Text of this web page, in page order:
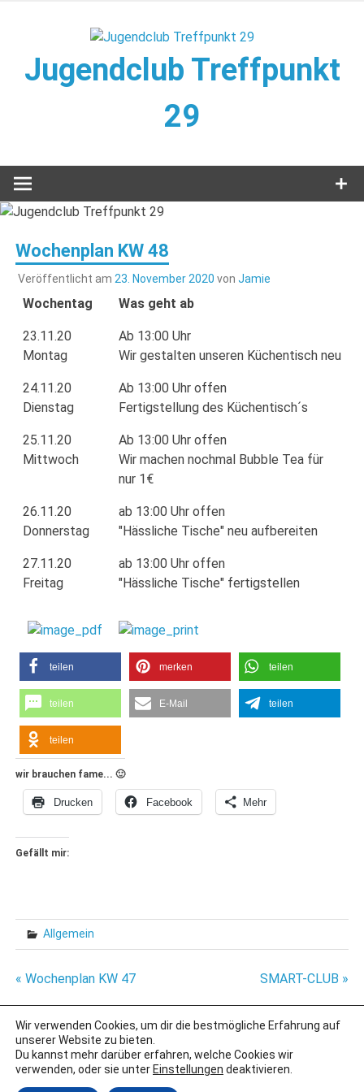
Jugendclub Treffpunkt
29
Wochenplan KW 48
Veröffentlicht am 23. November 2020 von Jamie
Wochentag Was geht ab
23.11.20
Montag
Ab 13:00 Uhr
Wir gestalten unseren Küchentisch neu
24.11.20
Dienstag
Ab 13:00 Uhr offen
Fertigstellung des Küchentisch´s
25.11.20
Mittwoch
Ab 13:00 Uhr offen
Wir machen nochmal Bubble Tea für
nur 1€
26.11.20
Donnerstag
ab 13:00 Uhr offen
"Hässliche Tische" neu aufbereiten
27.11.20
Freitag
ab 13:00 Uhr offen
"Hässliche Tische" fertigstellen
teilen merken teilen
teilen E-Mail teilen
teilen
wir brauchen fame... 🙂
Drucken Facebook Mehr
Gefällt mir:
Allgemein
Beitragsnavigation
« Wochenplan KW 47 SMART-CLUB »
IMPRESSUM
DATENSCHUTZERKLÄRUNG
Wir verwenden Cookies, um dir die bestmögliche Erfahrung auf
unserer Website zu bieten.
Du kannst mehr darüber erfahren, welche Cookies wir
verwenden, oder sie unter Einstellungen deaktivieren.